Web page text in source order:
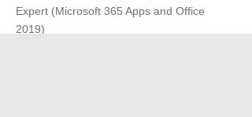
Expert (Microsoft 365 Apps and Office
2019)